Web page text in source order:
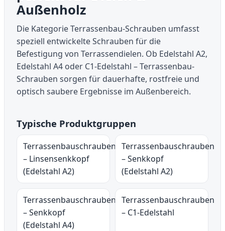
Außenholz
Die Kategorie Terrassenbau-Schrauben umfasst
speziell entwickelte Schrauben für die
Befestigung von Terrassendielen. Ob Edelstahl A2,
Edelstahl A4 oder C1-Edelstahl – Terrassenbau-
Schrauben sorgen für dauerhafte, rostfreie und
optisch saubere Ergebnisse im Außenbereich.
Typische Produktgruppen
Terrassenbauschrauben
– Linsensenkkopf
(Edelstahl A2)
Terrassenbauschrauben
– Senkkopf
(Edelstahl A2)
Terrassenbauschrauben
– Senkkopf
(Edelstahl A4)
Terrassenbauschrauben
– C1-Edelstahl